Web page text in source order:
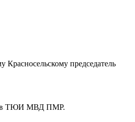
Красносельскому председатель
в ТЮИ МВД ПМР.